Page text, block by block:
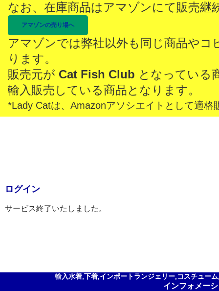
なお、在庫商品はアマゾンにて販売継
アマゾンの売り場へ
アマゾンでは弊社以外も同じ商品やコ
ります。
販売元が Cat Fish Club となっている
輸入販売している商品となります。
*Lady Catは、Amazonアソシエイトとして適格
ログイン
サービス終了いたしました。
輸入水着,下着,インポートランジェリー,コスチュー
インフォメー